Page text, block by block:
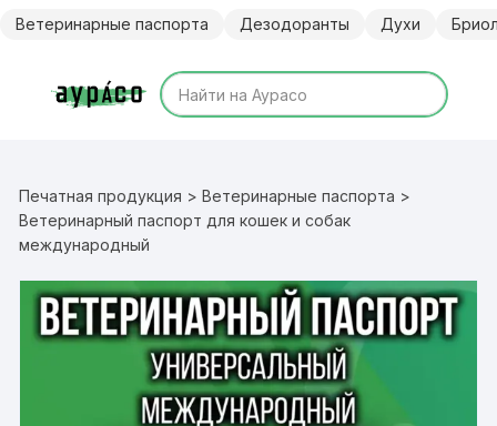
Ветеринарные паспорта Дезодоранты Духи
Печатная продукция >Ветеринарные паспорта >
Ветеринарный паспорт для кошек и собак
международный